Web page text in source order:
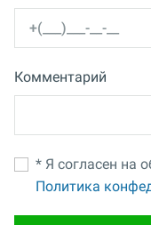
Комментарий
* Я согласен на
Политика